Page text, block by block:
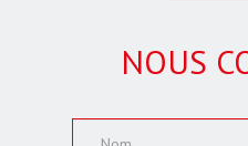
NOUS